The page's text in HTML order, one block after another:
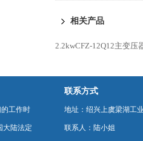
相关产品
2.2kwCFZ-12Q12主变压
工作时
大陆法定
联系方式
地址：绍兴上虞梁湖工
联系人：陆小姐